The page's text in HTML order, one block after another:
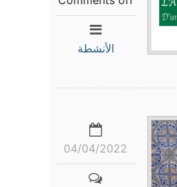
الأنشطة
04/04/2022